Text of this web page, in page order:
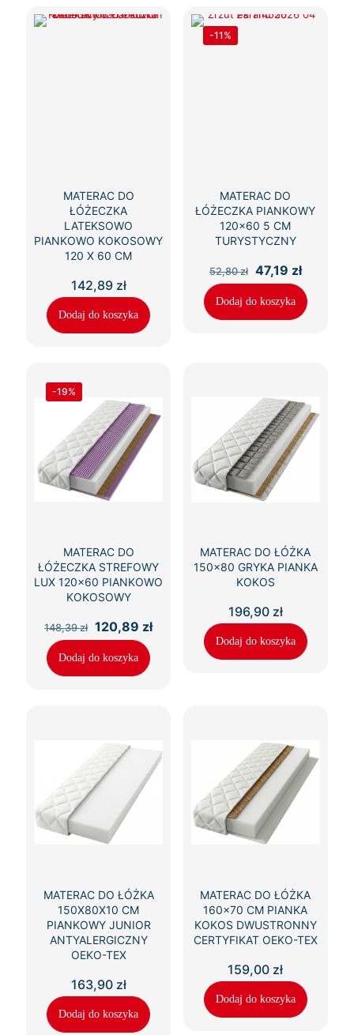
MATERAC DO
ŁÓŻECZKA
LATEKSOWO
PIANKOWO KOKOSOWY
120 X 60 CM
142,89 zł
Dodaj do koszyka
-11%
MATERAC DO
ŁÓŻECZKA PIANKOWY
120×60 5 CM
TURYSTYCZNY
52,80zł
Pierwotna
cena
wynosiła:
52,80 zł.
47,19 złAktualna
wynosi:
47,19 zł.
Dodaj do koszyka
-19%
MATERAC DO
ŁÓŻECZKA STREFOWY
LUX 120×60 PIANKOWO
KOKOSOWY
148,39zł Pierwotna
cena
wynosiła:
148,39 zł.
120,89 złAktualna
Dodaj do koszyka
MATERAC DO ŁÓŻKA
150×80 GRYKA PIANKA
KOKOS
196,90 zł
Dodaj do koszyka
MATERAC DO ŁÓŻKA
150X80X10 CM
PIANKOWY JUNIOR
ANTYALERGICZNY
OEKO-TEX
163,90 zł
Dodaj do koszyka
MATERAC DO ŁÓŻKA
160×70 CM PIANKA
KOKOS DWUSTRONNY
CERTYFIKAT OEKO-TEX
159,00 zł
Dodaj do koszyka